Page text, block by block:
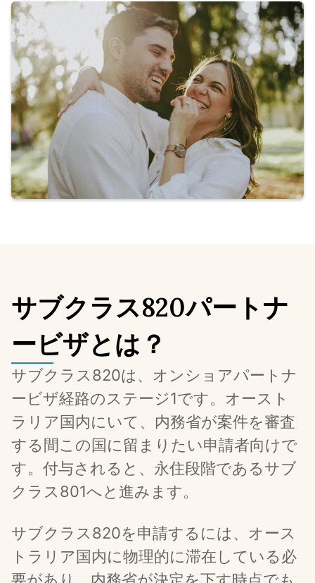
サブクラス820パートナ
ービザとは？
サブクラス820は、オンショアパートナ
ービザ経路のステージ1です。オースト
ラリア国内にいて、内務省が案件を審査
する間この国に留まりたい申請者向けで
す。付与されると、永住段階であるサブ
クラス801へと進みます。
サブクラス820を申請するには、オース
トラリア国内に物理的に滞在している必